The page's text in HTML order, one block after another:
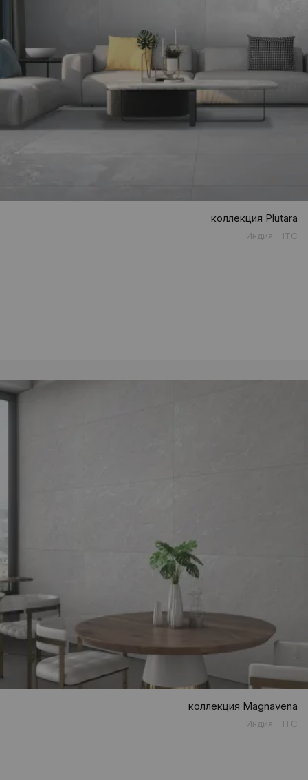
коллекция Plutara
Индия ITC
коллекция Magnavena
Индия ITC